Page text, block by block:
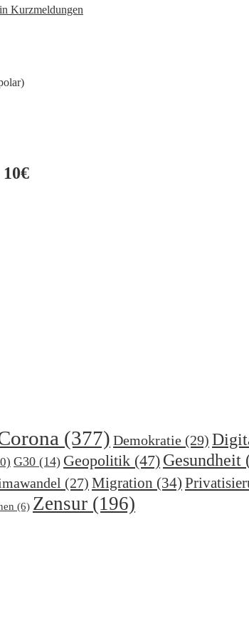
Kurzmeldungen
(377) Demokratie (29)
G30 (14) Geopolitik (47) Gesundheit
(27) Migration (34)
(6) Zensur (196)